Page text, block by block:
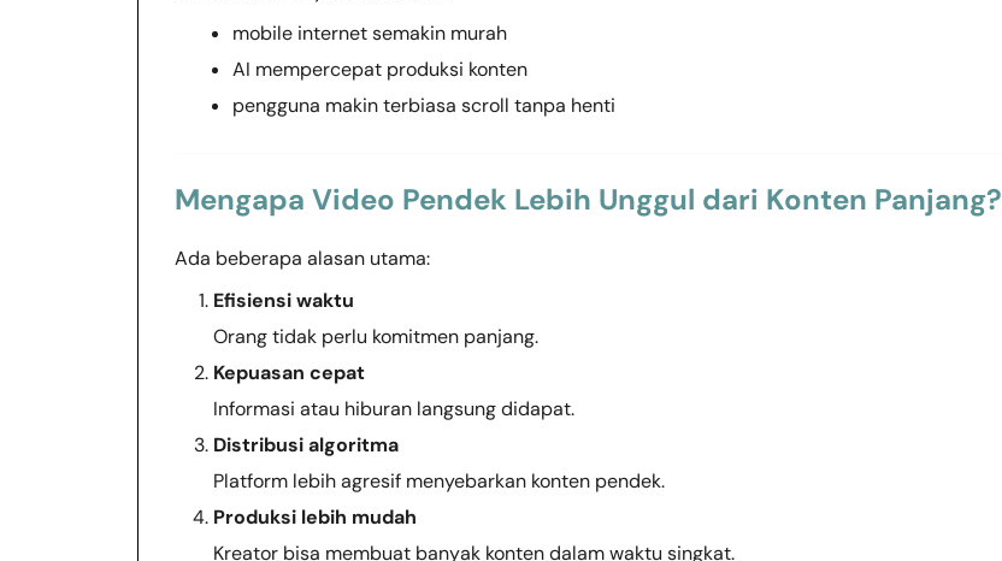
mobile internet semakin murah
AI mempercepat produksi konten
pengguna makin terbiasa scroll tanpa henti
Mengapa Video Pendek Lebih Unggul dari Konten Panjang?
Ada beberapa alasan utama:
Efisiensi waktu
Orang tidak perlu komitmen panjang.
Kepuasan cepat
Informasi atau hiburan langsung didapat.
Distribusi algoritma
Platform lebih agresif menyebarkan konten pendek.
Produksi lebih mudah
Kreator bisa membuat banyak konten dalam waktu singkat.